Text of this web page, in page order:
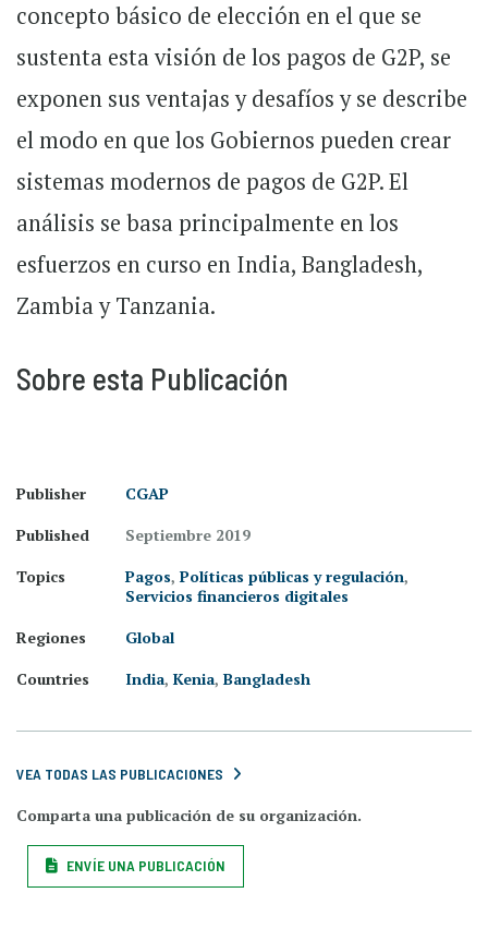
concepto básico de elección en el que se
sustenta esta visión de los pagos de G2P, se
exponen sus ventajas y desafíos y se describe
el modo en que los Gobiernos pueden crear
sistemas modernos de pagos de G2P. El
análisis se basa principalmente en los
esfuerzos en curso en India, Bangladesh,
Zambia y Tanzania.
Sobre esta Publicación
Publisher
CGAP
Published
Septiembre 2019
Topics
Pagos, Políticas públicas y regulación,
Servicios financieros digitales
Regiones
Global
Countries
India, Kenia, Bangladesh
VEA TODAS LAS PUBLICACIONES
Comparta una publicación de su organización.
ENVÍE UNA PUBLICACIÓN